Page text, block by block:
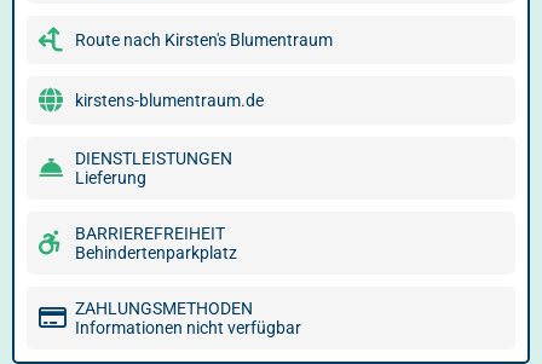
Route nach Kirsten's Blumentraum
kirstens-blumentraum.de
DIENSTLEISTUNGEN
Lieferung
BARRIEREFREIHEIT
Behindertenparkplatz
ZAHLUNGSMETHODEN
Informationen nicht verfügbar